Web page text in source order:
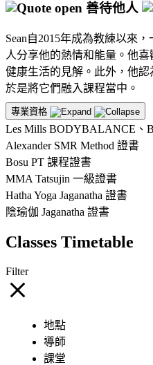
善待他人
Sean自2015年成為教練以來
人分享他的熱情和能量。他
健康生活的見解。此外，他認
於是將它們融入課程當中。
專業資格
Les Mills BODYBALANCE、
Alexander SMR Method 證書
Bosu PT 課程證書
MMA Tatsujin 一級證書
Hatha Yoga Jaganatha 證書
陰瑜伽 Jaganatha 證書
Classes Timetable
Filter
地點
導師
課堂